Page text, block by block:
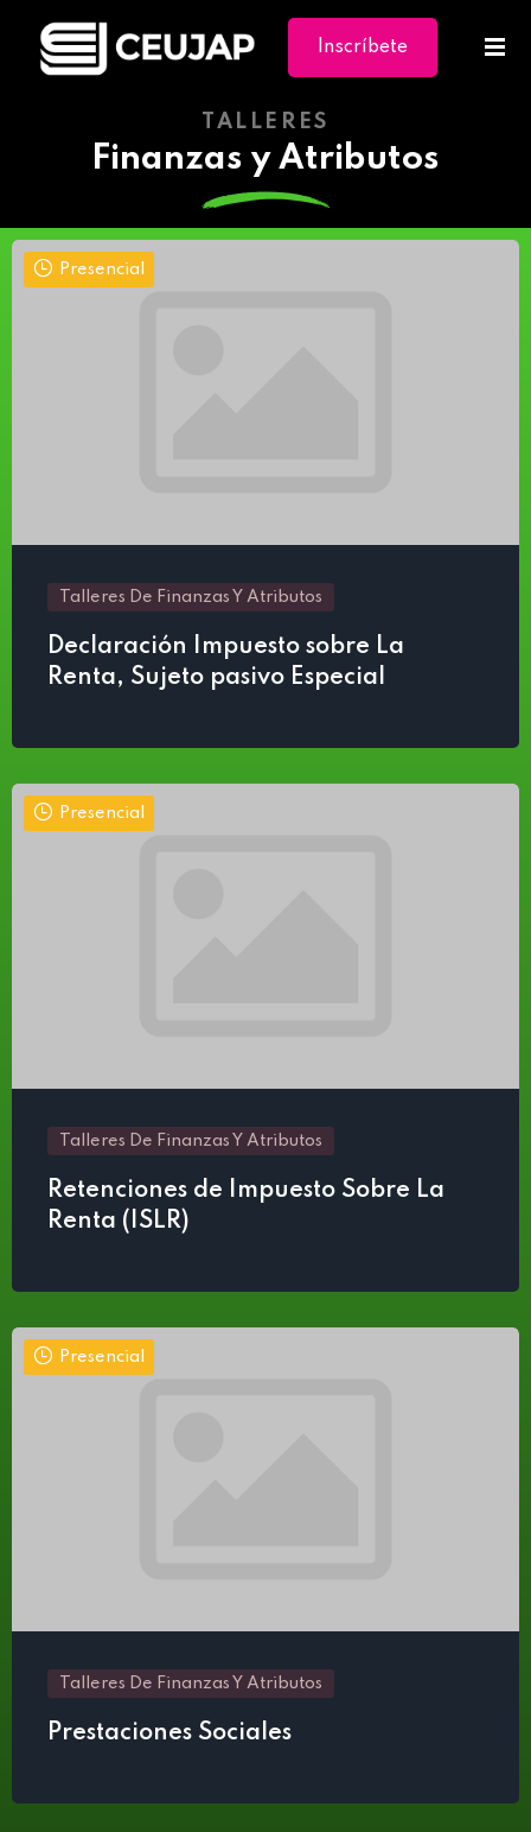
Inscríbete
TALLERES
Finanzas y Atributos
Presencial
Talleres De Finanzas Y Atributos
Declaración Impuesto sobre La
Renta, Sujeto pasivo Especial
Presencial
Talleres De Finanzas Y Atributos
Retenciones de Impuesto Sobre La
Renta (ISLR)
Presencial
Talleres De Finanzas Y Atributos
Prestaciones Sociales